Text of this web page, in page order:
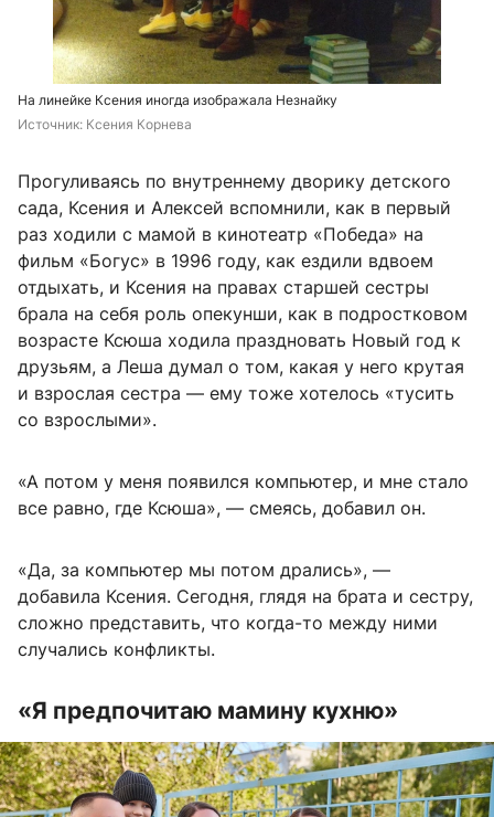
На линейке Ксения иногда изображала Незнайку
Источник: Ксения Корнева
Прогуливаясь по внутреннему дворику детского
сада, Ксения и Алексей вспомнили, как в первый
раз ходили с мамой в кинотеатр «Победа» на
фильм «Богус» в 1996 году, как ездили вдвоем
отдыхать, и Ксения на правах старшей сестры
брала на себя роль опекунши, как в подростковом
возрасте Ксюша ходила праздновать Новый год к
друзьям, а Леша думал о том, какая у него крутая
и взрослая сестра — ему тоже хотелось «тусить
со взрослыми».
«А потом у меня появился компьютер, и мне стало
все равно, где Ксюша», — смеясь, добавил он.
«Да, за компьютер мы потом дрались», —
добавила Ксения. Сегодня, глядя на брата и сестру,
сложно представить, что когда-то между ними
случались конфликты.
«Я предпочитаю мамину кухню»